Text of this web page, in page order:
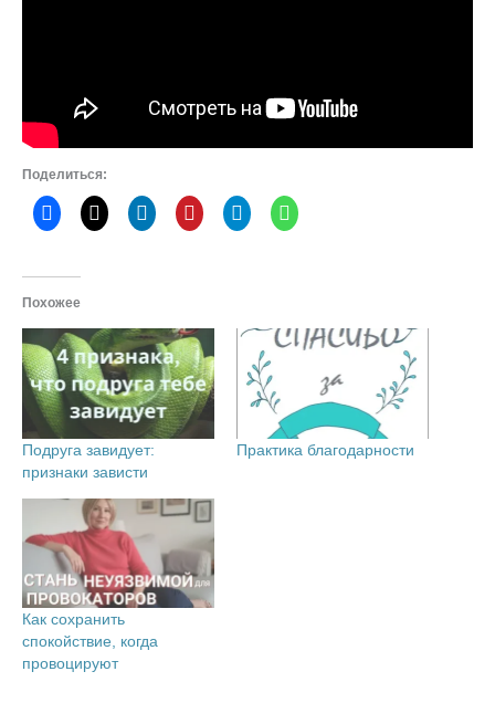
Поделиться:
Похожее
Подруга завидует:
признаки зависти
Практика благодарности
Как сохранить
спокойствие, когда
провоцируют